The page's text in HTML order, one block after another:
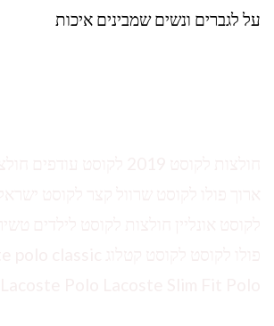
על לגברים ונשים שמבינים איכות